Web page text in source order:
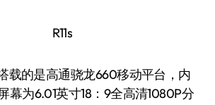
载的是高通骁龙660移动平台，内
幕为6.01英寸18：9全高清1080P分